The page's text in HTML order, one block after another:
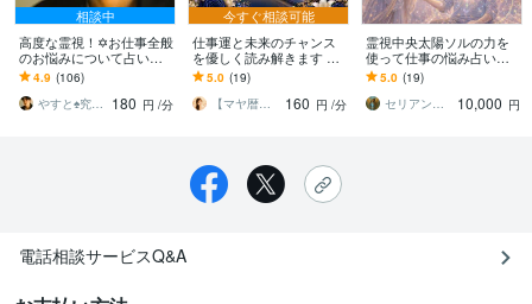
相談中
高度な霊視！✡️お仕事全般
のお悩みについて占いま
す ☪️上級霊視を駆使した
アドバイス☪️仕事/転職な
ど不安解消✨
4.9 (106)
やすと♠究極の癒し人・占い師・ゆるキャラ
180 円 /分
今すぐ相談可能
仕事運と未来のチャンス
を優しく読み解きます ☆
不安の中にも、あなたら
しく輝ける道はちゃんと
あります♡♡
5.0 (19)
【マヤ暦☆ことだま】まやたま鑑定☆セレナ
160 円 /分
霊視中央太陽ソルの力を
使って仕事の悩み占いま
す 中央太陽ソルと誓約の
上アカシックレコード書
き換えします
5.0 (19)
セリアン＆ソル中央太陽
10,000 円
電話相談サービスQ&A